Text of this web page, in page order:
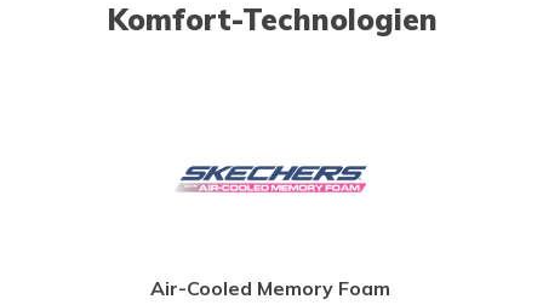
Komfort-Technologien
Air-Cooled Memory Foam